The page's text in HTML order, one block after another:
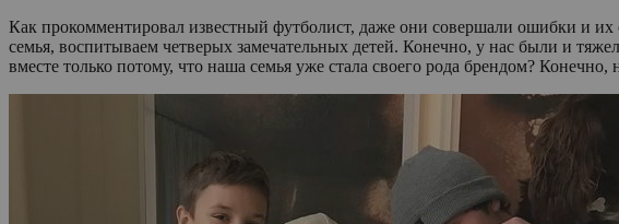
Как прокомментировал известный футболист, даже они совершали ошибки и
семья, воспитываем четверых замечательных детей. Конечно, у нас были и
вместе только потому, что наша семья уже стала своего рода брендом?